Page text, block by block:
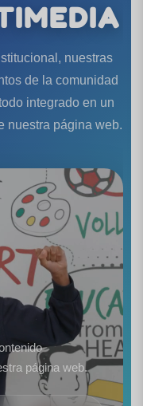
nuestras
de la comunidad
integrado en un
nuestra página web.
página web.